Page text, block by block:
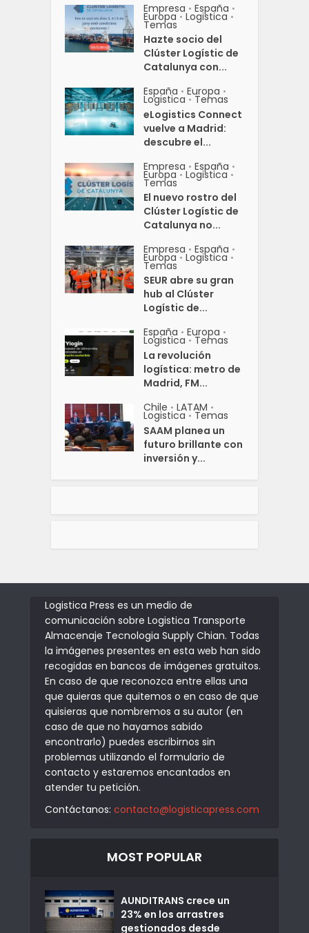
Empresa • España •
Europa • Logistica •
Temas
Hazte socio del
Clúster Logístic de
Catalunya con...
España • Europa •
Logistica • Temas
eLogistics Connect
vuelve a Madrid:
descubre el...
Empresa • España •
Europa • Logistica •
Temas
El nuevo rostro del
Clúster Logístic de
Catalunya no...
Empresa • España •
Europa • Logistica •
Temas
SEUR abre su gran
hub al Clúster
Logístic de...
España • Europa •
Logistica • Temas
La revolución
logística: metro de
Madrid, FM...
Chile • LATAM •
Logistica • Temas
SAAM planea un
futuro brillante con
inversión y...
Logistica Press es un medio de
comunicación sobre Logistica Transporte
Almacenaje Tecnologia Supply Chian. Todas
la imágenes presentes en esta web han sido
recogidas en bancos de imágenes gratuitos.
En caso de que reconozca entre ellas una
que quieras que quitemos o en caso de que
quisieras que nombremos a su autor (en
caso de que no hayamos sabido
encontrarlo) puedes escribirnos sin
problemas utilizando el formulario de
contacto y estaremos encantados en
atender tu petición.
Contáctanos: contacto@logisticapress.com
MOST POPULAR
AUNDITRANS crece un
23% en los arrastres
gestionados desde